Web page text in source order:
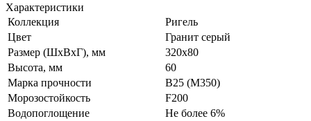
Характеристики
Коллекция
Ригель
Цвет
Гранит серый
Размер (ШxВxГ), мм
320х80
Высота, мм
60
Марка прочности
В25 (М350)
Морозостойкость
F200
Водопоглощение
Не более 6%